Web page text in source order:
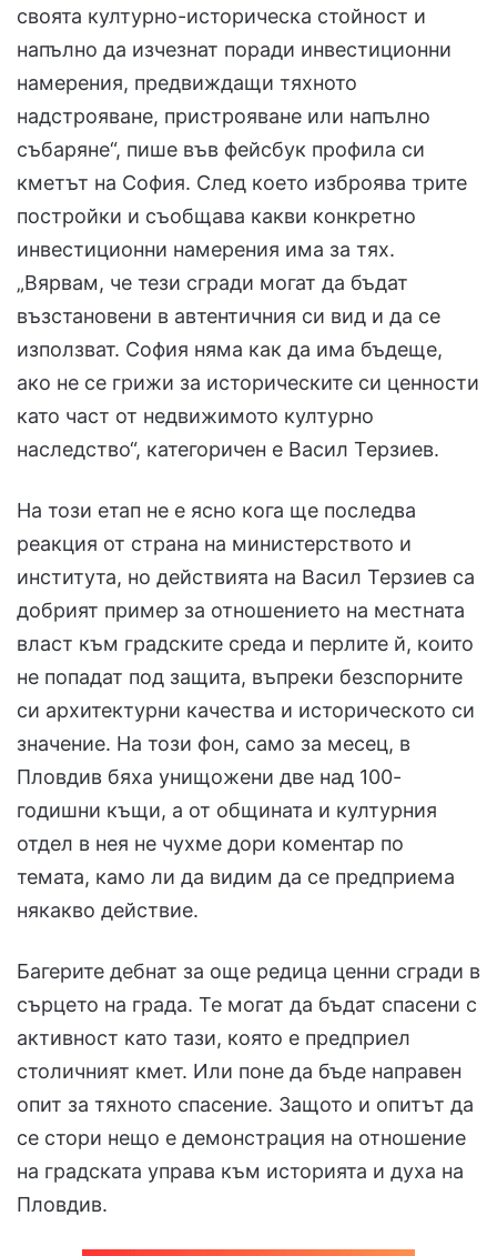
своята културно-историческа стойност и
напълно да изчезнат поради инвестиционни
намерения, предвиждащи тяхното
надстрояване, пристрояване или напълно
събаряне“, пише във фейсбук профила си
кметът на София. След което изброява трите
постройки и съобщава какви конкретно
инвестиционни намерения има за тях.
„Вярвам, че тези сгради могат да бъдат
възстановени в автентичния си вид и да се
използват. София няма как да има бъдеще,
ако не се грижи за историческите си ценности
като част от недвижимото културно
наследство“, категоричен е Васил Терзиев.
На този етап не е ясно кога ще последва
реакция от страна на министерството и
института, но действията на Васил Терзиев са
добрият пример за отношението на местната
власт към градските среда и перлите й, които
не попадат под защита, въпреки безспорните
си архитектурни качества и историческото си
значение. На този фон, само за месец, в
Пловдив бяха унищожени две над 100-
годишни къщи, а от общината и културния
отдел в нея не чухме дори коментар по
темата, камо ли да видим да се предприема
някакво действие.
Багерите дебнат за още редица ценни сгради в
сърцето на града. Те могат да бъдат спасени с
активност като тази, която е предприел
столичният кмет. Или поне да бъде направен
опит за тяхното спасение. Защото и опитът да
се стори нещо е демонстрация на отношение
на градската управа към историята и духа на
Пловдив.